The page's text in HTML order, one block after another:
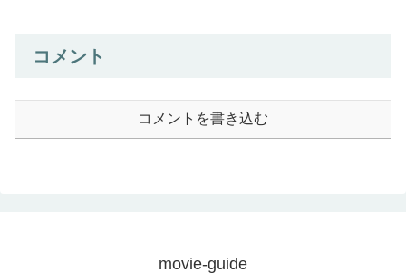
コメント
コメントを書き込む
movie-guide